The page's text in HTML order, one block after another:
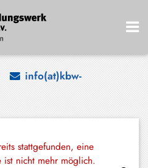
info(at)kbw-
stattgefunden, eine
ist nicht mehr möglich.